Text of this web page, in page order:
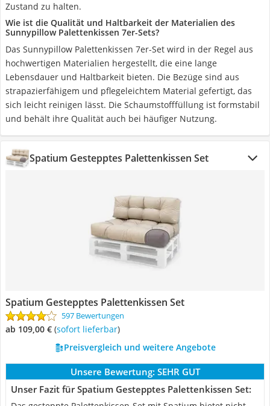
Zustand zu halten.
Wie ist die Qualität und Haltbarkeit der Materialien des
Sunnypillow Palettenkissen 7er-Sets?
Das Sunnypillow Palettenkissen 7er-Set wird in der Regel aus
hochwertigen Materialien hergestellt, die eine lange
Lebensdauer und Haltbarkeit bieten. Die Bezüge sind aus
strapazierfähigem und pflegeleichtem Material gefertigt, das
sich leicht reinigen lässt. Die Schaumstofffüllung ist formstabil
und behält ihre Qualität auch bei häufiger Nutzung.
Spatium Gestepptes Palettenkissen Set
Spatium Gestepptes Palettenkissen Set
597 Bewertungen
ab 109,00 € ( Sofort lieferbar)
Preisvergleich und weitere Angebote
Unsere Bewertung: SEHR GUT
Unser Fazit für Spatium Gestepptes Palettenkissen Set: